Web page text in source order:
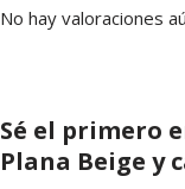
No hay valoraciones
Sé el primero
Plana Beige y